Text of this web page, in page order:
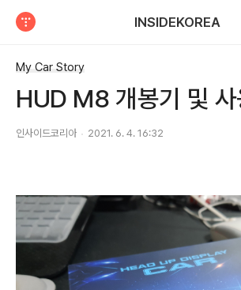
INSIDEKOREA
My Car Story
HUD M8 개봉기 및 사
인사이드코리아 2021. 6. 4. 16:32